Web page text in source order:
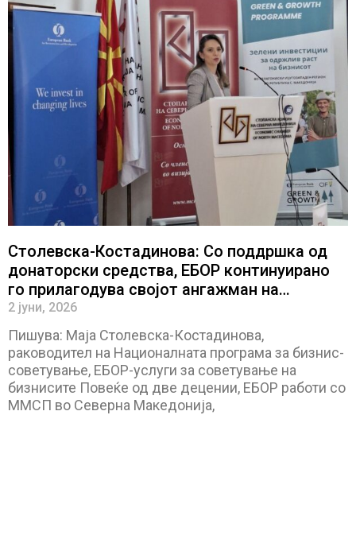
Столевска-Костадинова: Со поддршка од
донаторски средства, ЕБОР континуирано
го прилагодува својот ангажман на
потребите на бизнис-секторот
2 јуни, 2026
Пишува: Маја Столевска-Костадинова,
раководител на Националната програма за бизнис-
советување, ЕБОР-услуги за советување на
бизнисите Повеќе од две децении, ЕБОР работи со
ММСП во Северна Македонија,